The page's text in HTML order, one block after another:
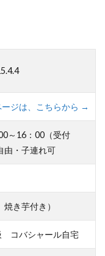
ジは、こちらから →
～16：00（受付
・子連れ可
き芋付き）
コバシャール自宅